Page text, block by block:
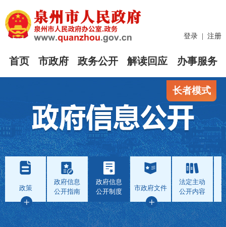
登录 注册
首页 市政府 政务公开 解读回应 办事服务
长者模式
政策
政府信息
公开指南
政府信息
公开制度
市政府文件
法定主动
公开内容